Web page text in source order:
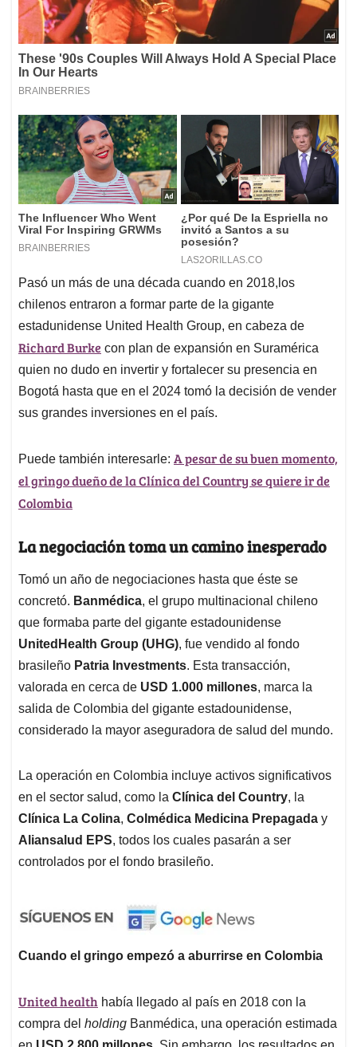
Pasó un más de una década cuando en 2018,los
chilenos entraron a formar parte de la gigante
estadunidense United Health Group, en cabeza de
Richard Burke con plan de expansión en Suramérica
quien no dudo en invertir y fortalecer su presencia en
Bogotá hasta que en el 2024 tomó la decisión de vender
sus grandes inversiones en el país.
Puede también interesarle: A pesar de su buen momento,
el gringo dueño de la Clínica del Country se quiere ir de
Colombia
La negociación toma un camino inesperado
Tomó un año de negociaciones hasta que éste se
concretó. Banmédica, el grupo multinacional chileno
que formaba parte del gigante estadounidense
UnitedHealth Group (UHG), fue vendido al fondo
brasileño Patria Investments. Esta transacción,
valorada en cerca de USD 1.000 millones, marca la
salida de Colombia del gigante estadounidense,
considerado la mayor aseguradora de salud del mundo.
La operación en Colombia incluye activos significativos
en el sector salud, como la Clínica del Country, la
Clínica La Colina, Colmédica Medicina Prepagada y
Aliansalud EPS, todos los cuales pasarán a ser
controlados por el fondo brasileño.
Cuando el gringo empezó a aburrirse en Colombia
United health había llegado al país en 2018 con la
compra del holding Banmédica, una operación estimada